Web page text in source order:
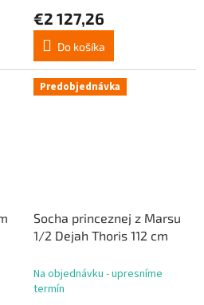
€2 127,26
Do košíka
Predobjednávka
Socha princeznej z Marsu
1/2 Dejah Thoris 112 cm
Na objednávku - upresníme
termín